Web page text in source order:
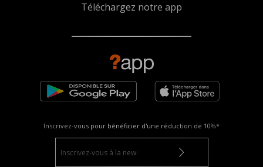
Téléchargez notre app
Inscrivez-vous pour bénéficier d'une réduction de 10%*